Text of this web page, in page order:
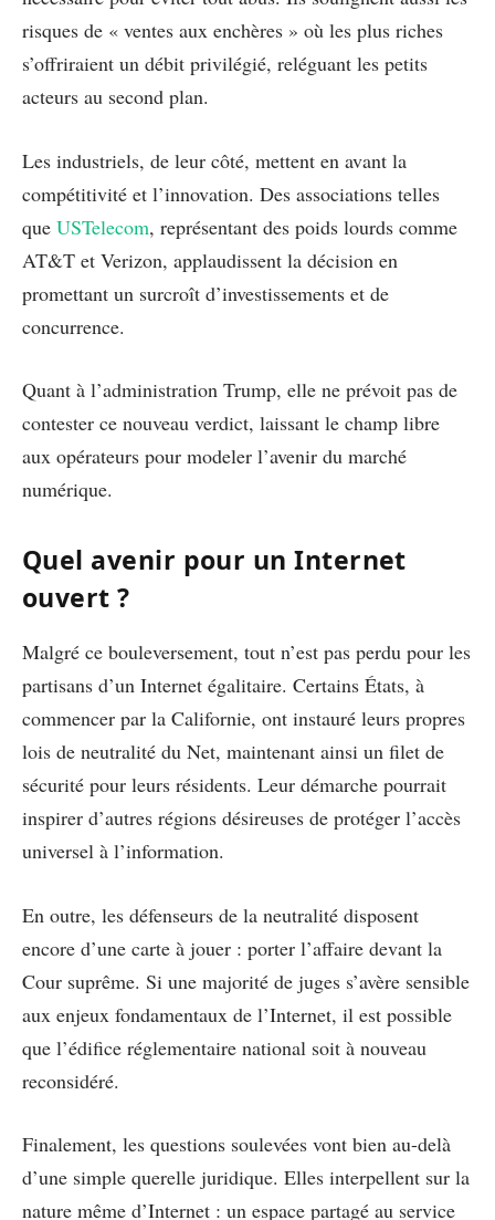
risques de « ventes aux enchères » où les plus riches
s’offriraient un débit privilégié, reléguant les petits
acteurs au second plan.
Les industriels, de leur côté, mettent en avant la
compétitivité et l’innovation. Des associations telles
que USTelecom, représentant des poids lourds comme
AT&T et Verizon, applaudissent la décision en
promettant un surcroît d’investissements et de
concurrence.
Quant à l’administration Trump, elle ne prévoit pas de
contester ce nouveau verdict, laissant le champ libre
aux opérateurs pour modeler l’avenir du marché
numérique.
Quel avenir pour un Internet
ouvert ?
Malgré ce bouleversement, tout n’est pas perdu pour les
partisans d’un Internet égalitaire. Certains États, à
commencer par la Californie, ont instauré leurs propres
lois de neutralité du Net, maintenant ainsi un filet de
sécurité pour leurs résidents. Leur démarche pourrait
inspirer d’autres régions désireuses de protéger l’accès
universel à l’information.
En outre, les défenseurs de la neutralité disposent
encore d’une carte à jouer : porter l’affaire devant la
Cour suprême. Si une majorité de juges s’avère sensible
aux enjeux fondamentaux de l’Internet, il est possible
que l’édifice réglementaire national soit à nouveau
reconsidéré.
Finalement, les questions soulevées vont bien au-delà
d’une simple querelle juridique. Elles interpellent sur la
nature même d’Internet : un espace partagé au service